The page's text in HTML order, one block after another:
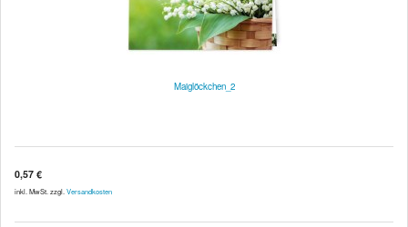
Maiglöckchen_2
0,57 €
inkl. MwSt. zzgl. Versandkosten